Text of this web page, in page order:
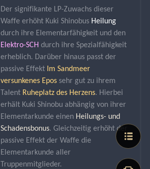
Der signifikante LP-Zuwachs dieser
Waffe erhöht Kuki Shinobus Heilung
durch ihre Elementarfähigkeit und den
Elektro-SCH durch ihre Spezialfähigkeit
erheblich. Darüber hinaus passt der
passive Effekt Im Sandmeer
versunkenes Epos sehr gut zu ihrem
Talent Ruheplatz des Herzens. Hierbei
erhält Kuki Shinobu abhängig von ihrer
Elementarkunde einen Heilungs- und
Schadensbonus. Gleichzeitig erhöht der
passive Effekt der Waffe die
Elementarkunde aller
Truppenmitglieder.